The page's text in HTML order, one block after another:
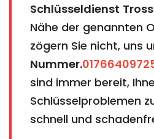
Schlüsseldienst
Nähe der genannten
zögern Sie nicht, uns
Nummer.
sind immer bereit,
Schlüsselproblemen
schnell und